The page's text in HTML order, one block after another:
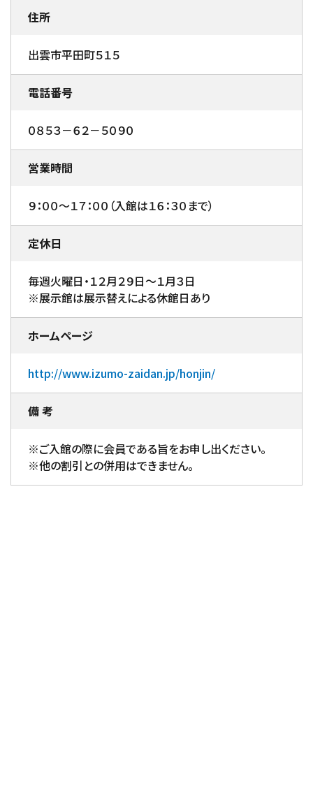
住所
出雲市平田町５１５
電話番号
０８５３－６２－５０９０
営業時間
９：００～１７：００（入館は１６：３０まで）
定休日
毎週火曜日・１２月２９日～１月３日
※展示館は展示替えによる休館日あり
ホームページ
http://www.izumo-zaidan.jp/honjin/
備 考
※ご入館の際に会員である旨をお申し出ください。
※他の割引との併用はできません。